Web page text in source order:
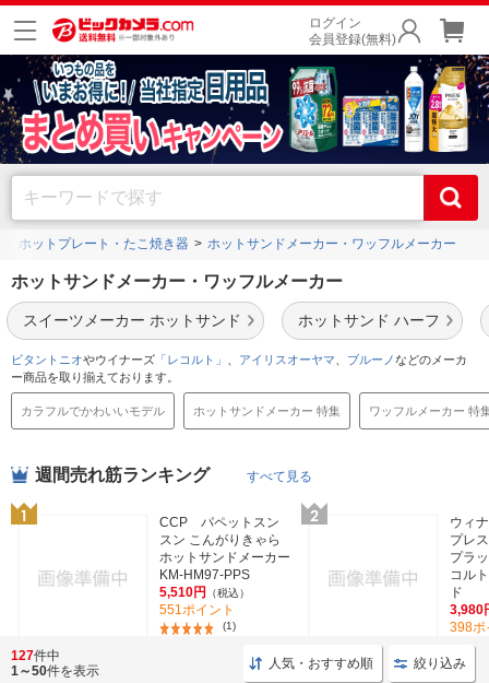
ログイン
会員登録(無料)
ホットプレート・たこ焼き器 ホットサンドメーカー・ワッフルメーカー
ホットサンドメーカー・ワッフルメーカー
スイーツメーカー ホットサンド ホットサンド ハーフ
ビタントニオやウイナーズ 「レコルト」 アイリスオーヤマ ブルーノなどのメーカ
ー商品を取り揃えております。
カラフルでかわいいモデル ホットサンドメーカー 特集 ワッフルメーカー 特
週間売れ筋ランキング すべて見る
CCP パペットスン
スン こんがりきゃら
ホットサンドメーカー
KM-HM97-PPS
5,510円
（税込）
551ポイント
(1)
ウィ
プレ
プラ
コル
ド
3,980
398ポ
127件中
1～50件を表示 人気・おすすめ順 絞り込み